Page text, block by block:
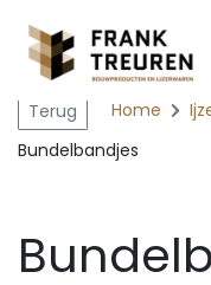
Terug Home
Bundelbandjes